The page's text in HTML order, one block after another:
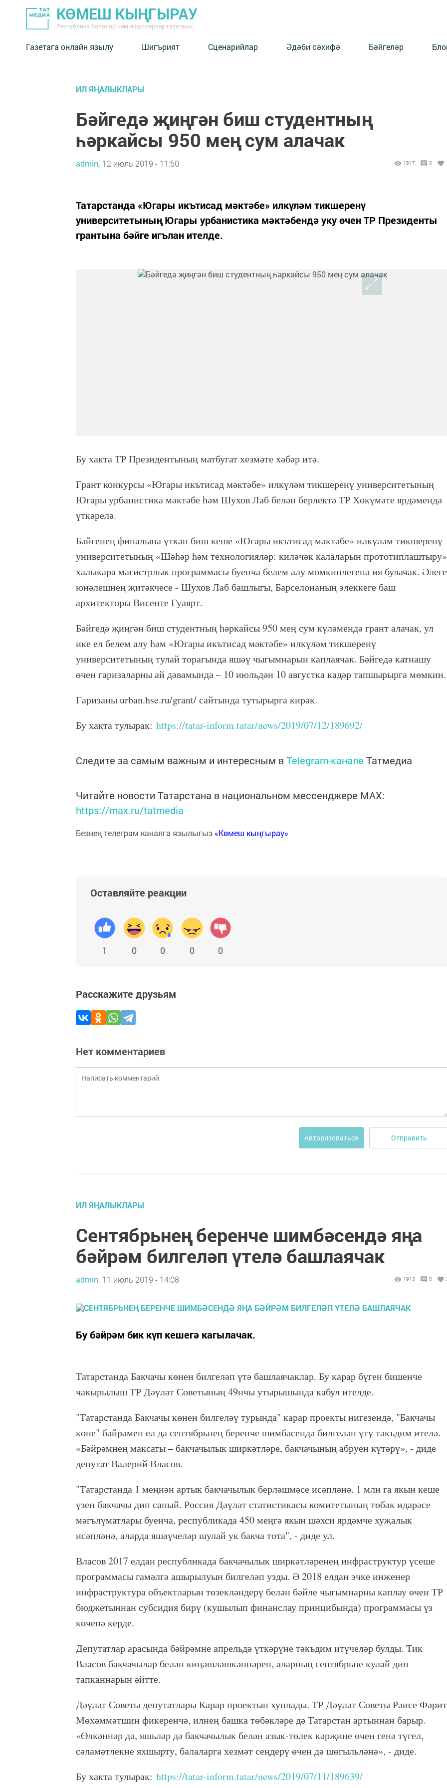
КӨМЕШ КЫҢГЫРАУ
Республика балалар һәм яшүсмерләр газетасы
Газетага онлайн язылу Шигърият Сценарийлар Әдәби сәхифә Бәйгеләр
ИЛ ЯҢАЛЫКЛАРЫ
Бәйгедә җиңгән биш студентның
һәркайсы 950 мең сум алачак
admin, 12 июль 2019 - 11:50 1817 0
Татарстанда «Югары икътисад мәктәбе» илкүләм тикшеренү
университетының Югары урбанистика мәктәбендә уку өчен ТР Президенты
грантына бәйге игълан ителде.
Бу хакта ТР Президентының матбугат хезмәте хәбәр итә.
Грант конкурсы «Югары икътисад мәктәбе» илкүләм тикшеренү университетының
Югары урбанистика мәктәбе һәм Шухов Лаб белән берлектә ТР Хөкүмәте ярдәмендә
үткәрелә.
Бәйгенең финалына үткән биш кеше «Югары икътисад мәктәбе» илкүләм тикшеренү
университетының «Шәһәр һәм технологияләр: киләчәк калаларын прототиплаштыру»
халыкара магистрлык программасы буенча белем алу мөмкинлегенә ия булачак. Әлеге
юнәлешнең җитәкчесе - Шухов Лаб башлыгы, Барселонаның элеккеге баш
архитекторы Висенте Гуаярт.
Бәйгедә җиңгән биш студентның һәркайсы 950 мең сум күләмендә грант алачак, ул
ике ел белем алу һәм «Югары икътисад мәктәбе» илкүләм тикшеренү
университетының тулай торагында яшәү чыгымнарын каплаячак. Бәйгедә катнашу
өчен гаризаларны ай дәвамында – 10 июльдән 10 августка кадәр тапшырырга мөмкин.
Гаризаны urban.hse.ru/grant/ сайтында тутырырга кирәк.
Бу хакта тулырак: https://tatar-inform.tatar/news/2019/07/12/189692/
Следите за самым важным и интересным вTelegram-канале Татмедиа
Читайте новости Татарстана в национальном мессенджере MАХ:
https://max.ru/tatmedia
Безнең телеграм каналга язылыгыз «Көмеш кыңгырау»
Оставляйте реакции
1 0 0 0 0
Расскажите друзьям
Нет комментариев
Авторизоваться Отправить
ИЛ ЯҢАЛЫКЛАРЫ
Сентябрьнең беренче шимбәсендә яңа
бәйрәм билгеләп үтелә башлаячак
admin, 11 июль 2019 - 14:08 1913 0
Бу бәйрәм бик күп кешегә кагылачак.
Татарстанда Бакчачы көнен билгеләп үтә башлаячаклар. Бу карар бүген бишенче
чакырылыш ТР Дәүләт Советының 49нчы утырышында кабул ителде.
"Татарстанда Бакчачы көнен билгеләү турында" карар проекты нигезендә, "Бакчачы
көне" бәйрәмен ел да сентябрьнең беренче шимбәсендә билгеләп үтү тәкъдим ителә.
«Бәйрәмнең максаты – бакчачылык ширкәтләре, бакчачының абруен күтәрү», - диде
депутат Валерий Власов.
"Татарстанда 1 меңнән артык бакчачылык берләшмәсе исәпләнә. 1 млн га якын кеше
үзен бакчачы дип саный. Россия Дәүләт статистикасы комитетының төбәк идарәсе
мәгълүматлары буенча, республикада 450 меңгә якын шәхси ярдәмче хуҗалык
исәпләнә, аларда яшәүчеләр шулай ук бакча тота", - диде ул.
Власов 2017 елдан республикада бакчачылык ширкәтләренең инфраструктур үсеше
программасы гамәлгә ашырылуын билгеләп узды. Ә 2018 елдан эчке инженер
инфраструктура объектларын төзекләндерү белән бәйле чыгымнарны каплау өчен ТР
бюджетыннан субсидия бирү (кушылып финанслау принцибында) программасы үз
көченә керде.
Депутатлар арасында бәйрәмне апрельдә үткәрүне тәкъдим итүчеләр булды. Тик
Власов бакчачылар белән киңәшләшкәннәрен, аларның сентябрьне кулай дип
тапканнарын әйтте.
Дәүләт Советы депутатлары Карар проектын хуплады. ТР Дәүләт Советы Рәисе Фәрит
Мөхәммәтшин фикеренчә, илнең башка төбәкләре дә Татарстан артыннан барыр.
«Өлкәннәр дә, яшьләр дә бакчачылык белән азык-төлек кәрҗине өчен генә түгел,
сәламәтлекне яхшырту, балаларга хезмәт сеңдерү өчен дә шөгыльләнә», - диде.
Бу хакта тулырак: https://tatar-inform.tatar/news/2019/07/11/189639/